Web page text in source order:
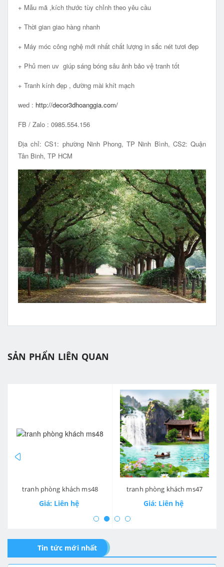
+ Mẫu mã ,kích thước tùy chỉnh theo yêu cầu
+ Thời gian giao hàng nhanh
+ Máy móc công nghệ mới nhất chất lượng in sắc nét tươi đẹp
+ Phủ men uv giúp sáng bóng sâu ảnh bảo vệ tranh tốt
+ Tranh kính đẹp , đường mài khít mạch
wed : http://decor3dhoanggia.com/
FB / Zalo : 0985.554.156
Địa chỉ: CS1: phường Ninh Phong, TP Ninh Bình, CS2: Quận
Tân Binh, TP HCM
SẢN PHẨN LIÊN QUAN
tranh phòng khách ms48
Giá: Liên hệ
tranh phòng khách ms47
Giá: Liên hệ
Tin tức mới nhất